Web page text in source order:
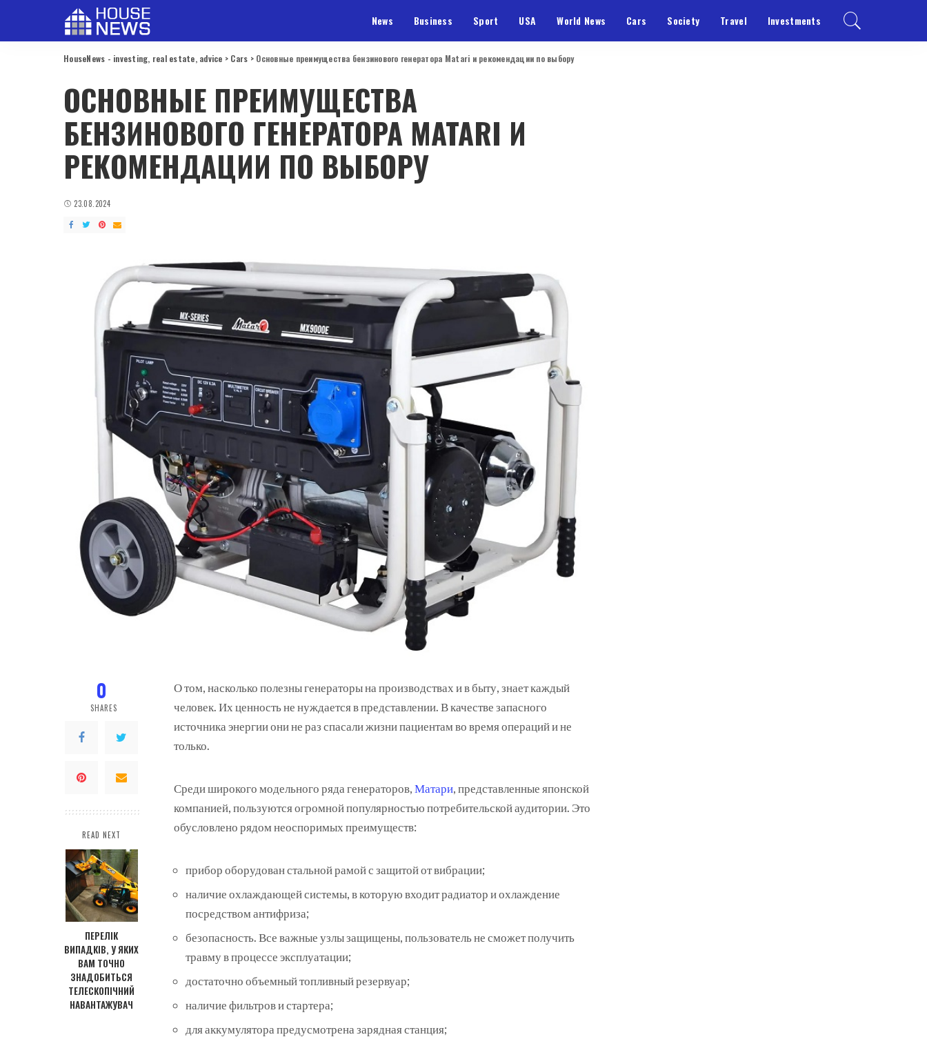
News Business Sport USA World News Cars Society Travel Investments
HouseNews - investing, real estate, advice > Cars > Основные преимущества бензинового генератора Matari и рекомендации по выбору
ОСНОВНЫЕ ПРЕИМУЩЕСТВА
БЕНЗИНОВОГО ГЕНЕРАТОРА MATARI И
РЕКОМЕНДАЦИИ ПО ВЫБОРУ
23.08.2024
0
SHARES
READ NEXT
ПЕРЕЛІК
ВИПАДКІВ, У ЯКИХ
ВАМ ТОЧНО
ЗНАДОБИТЬСЯ
ТЕЛЕСКОПІЧНИЙ
НАВАНТАЖУВАЧ
О том, насколько полезны генераторы на производствах и в быту, знает каждый
человек. Их ценность не нуждается в представлении.В качестве запасного
источника энергии они не раз спасали жизни пациентам во время операций и не
только.
Среди широкого модельного ряда генераторов,Матари, представленные японской
компанией, пользуются огромной популярностью потребительской аудитории. Это
обусловлено рядом неоспоримых преимуществ:
прибор оборудован стальной рамой с защитой от вибрации;
наличие охлаждающей системы, в которую входит радиатор и охлаждение
посредством антифриза;
безопасность. Все важные узлы защищены, пользователь не сможет получить
травму в процессе эксплуатации;
достаточно объемный топливный резервуар;
наличие фильтров и стартера;
для аккумулятора предусмотрена зарядная станция;